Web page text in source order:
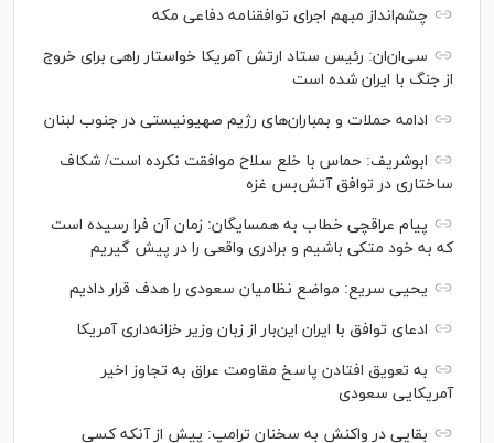
چشم‌انداز مبهم اجرای توافقنامه دفاعی مکه
سی‌ان‌‌ان: رئیس ستاد ارتش آمریکا خواستار راهی برای خروج
از جنگ با ایران شده است
ادامه حملات و بمباران‌های رژیم صهیونیستی در جنوب لبنان
ابوشریف: حماس با خلع سلاح موافقت نکرده است/ شکاف
ساختاری در توافق آتش‌‎بس غزه
پیام عراقچی خطاب به همسایگان: زمان آن فرا رسیده است
که به خود متکی باشیم و برادری واقعی را در پیش گیریم
یحیی سریع: مواضع نظامیان سعودی را هدف قرار دادیم
ادعای توافق با ایران این‌بار از زبان وزیر خزانه‌داری آمریکا
به تعویق افتادن پاسخ مقاومت عراق به تجاوز اخیر
آمریکایی سعودی
بقایی در واکنش به سخنان ترامپ: پیش از آنکه کسی